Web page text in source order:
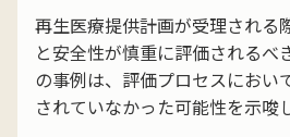
再生医療提供計画が受理される
と安全性が慎重に評価されるべ
の事例は、評価プロセスにおい
されていなかった可能性を示唆